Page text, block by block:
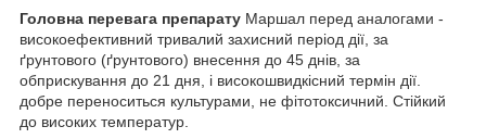
Головна перевага препарату Маршал перед аналогами -
високоефективний тривалий захисний період дії, за
ґрунтового (ґрунтового) внесення до 45 днів, за
обприскування до 21 дня, і високошвидкісний термін дії.
добре переноситься культурами, не фітотоксичний. Стійкий
до високих температур.